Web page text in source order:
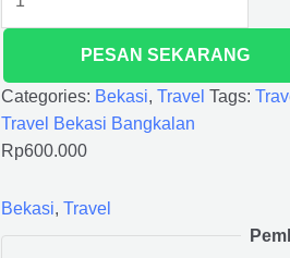
PESAN SEKARANG
Categories: Bekasi, Travel Tags:
Travel Bekasi Bangkalan
Rp600.000
Bekasi, Travel